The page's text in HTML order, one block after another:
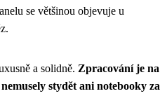
se většinou objevuje u
a solidně. Zpracování je na
stydět ani notebooky za